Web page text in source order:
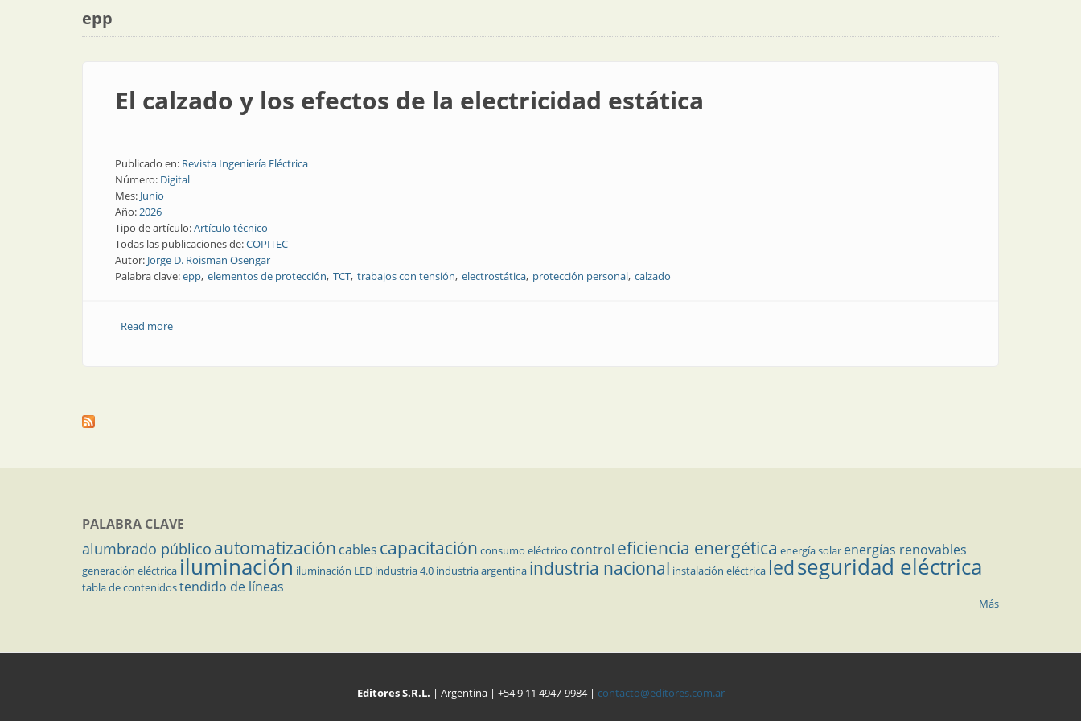
epp
El calzado y los efectos de la electricidad estática
Publicado en: Revista Ingeniería Eléctrica
Número: Digital
Mes: Junio
Año:2026
Tipo de artículo:Artículo técnico
Todas las publicaciones de:COPITEC
Autor: Jorge D. Roisman Osengar
Palabra clave:epp elementos de protección TCT trabajos con tensión electrostática protección personal calzado
Read moreabout El calzado y los efectos de la electricidad estática
PALABRA CLAVE
alumbrado público automatización cables capacitación consumo eléctrico control eficiencia energética energía solar energías renovables
generación eléctrica iluminación iluminación LED industria 4.0 industria argentina industria nacional instalación eléctrica ledseguridad eléctrica
tabla de contenidostendido de líneas
Más
Editores S.R.L. | Argentina | +54 9 11 4947-9984 | contacto@editores.com.ar